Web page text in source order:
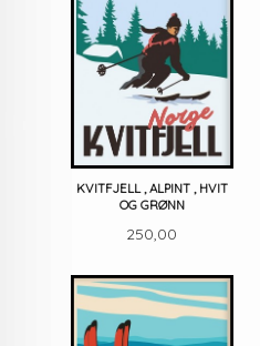
KVITFJELL , ALPINT , HVIT
OG GRØNN
Pris
250,00